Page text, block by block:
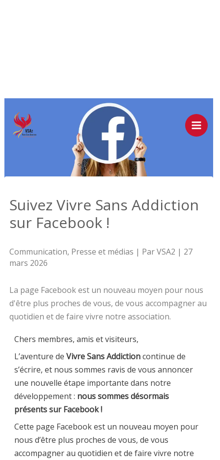
contenu
Suivez Vivre Sans Addiction
sur Facebook !
Communication, Presse et médias | ParVSA2 | 27
mars 2026
La page Facebook est un nouveau moyen pour nous
d'être plus proches de vous, de vous accompagner au
quotidien et de faire vivre notre association.
Chers membres, amis et visiteurs,
L’aventure de Vivre Sans Addictioncontinue de
s’écrire, et nous sommes ravis de vous annoncer
une nouvelle étape importante dans notre
développement : nous sommes désormais
présents sur Facebook !
Cette page Facebook est un nouveau moyen pour
nous d’être plus proches de vous, de vous
accompagner au quotidien et de faire vivre notre